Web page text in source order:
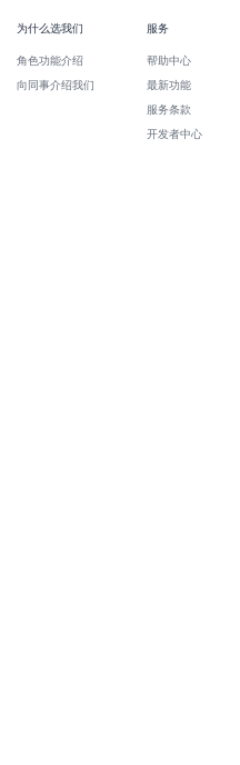
为什么选我们
角色功能介绍
向同事介绍我们
服务
帮助中心
最新功能
服务条款
开发者中心